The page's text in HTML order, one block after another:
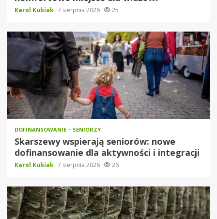
Karol Kubiak 7 sierpnia 2026 25
DOFINANSOWANIE SENIORZY
Skarszewy wspierają seniorów: nowe
dofinansowanie dla aktywności i integracji
Karol Kubiak 7 sierpnia 2026 26